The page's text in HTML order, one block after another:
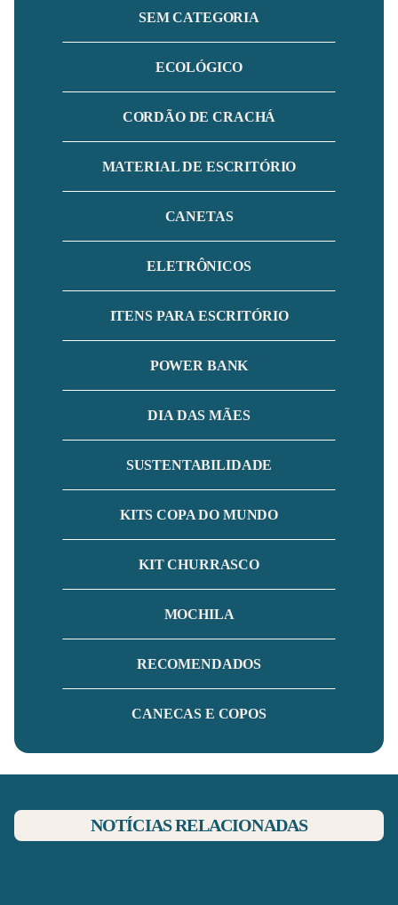
SEM CATEGORIA
ECOLÓGICO
CORDÃO DE CRACHÁ
MATERIAL DE ESCRITÓRIO
CANETAS
ELETRÔNICOS
ITENS PARA ESCRITÓRIO
POWER BANK
DIA DAS MÃES
SUSTENTABILIDADE
KITS COPA DO MUNDO
KIT CHURRASCO
MOCHILA
RECOMENDADOS
CANECAS E COPOS
NOTÍCIAS RELACIONADAS